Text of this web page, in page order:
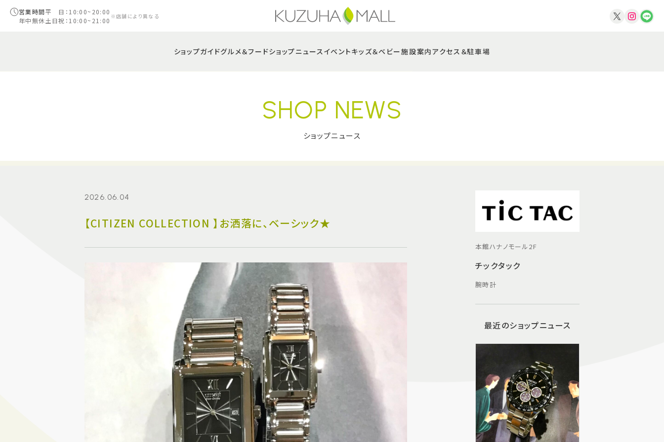
営業時間平 日：10:00~20:00
年中無休土日祝：10:00~21:00 ※店舗により異なる
ショップガイドグルメ＆フードショップニュース イベントキッズ＆ベビー施設案内アクセス＆駐車場
SHOP NEWS
ショップニュース
本館ハナノモール2F
チックタック
腕時計
2026.06.04
【CITIZEN COLLECTION 】お洒落に、ベーシック★
最近のショップニュース